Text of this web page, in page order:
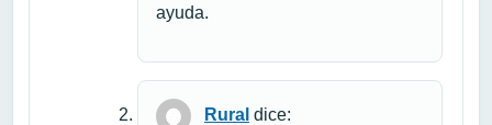
ayuda.
Rural dice: